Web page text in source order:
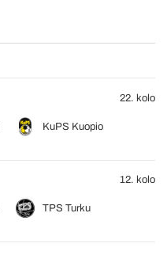
KuPS Kuopio
22. kolo
TPS Turku
12. kolo